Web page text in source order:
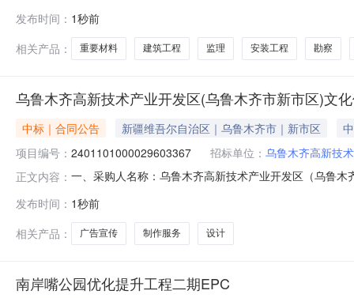
第712号）第九条、第十三条规定，结合我县政府投资
一、工艺技术简易，实施方案由你单位
发布时间： 1秒前
相关产品：
重要材料 建筑工程 监理 安装工程 勘察
乌鲁木齐高新技术产业开发区(乌鲁木齐市新市区)文
中标｜合同公告 新疆维吾尔自治区｜乌鲁木齐市｜新市区
项目编号： 2401101000029603367 招标单位： 乌鲁木齐高新技
正文内容： 一、采购人名称：乌鲁木齐高新技术产业开发区（乌鲁
格型号单位数量单价(元)总价(元)1广告宣传，设计，制
发布时间： 1秒前
相关产品：
广告宣传 制作服务 设计
南岸嘴公园优化提升工程二期EPC